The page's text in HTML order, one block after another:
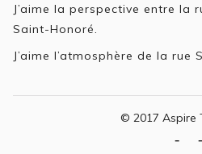
J’aime la perspective entre la
Saint-Honoré.
J’aime l’atmosphère de la rue
© 2017 Aspire
A